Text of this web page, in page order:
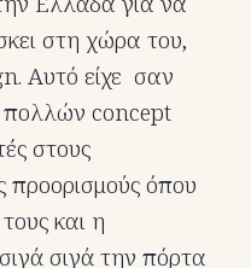
στη χώρα του,
Αυτό είχε σαν
πολλών concept
στους
προορισμούς όπου
και η
σιγά την πόρτα